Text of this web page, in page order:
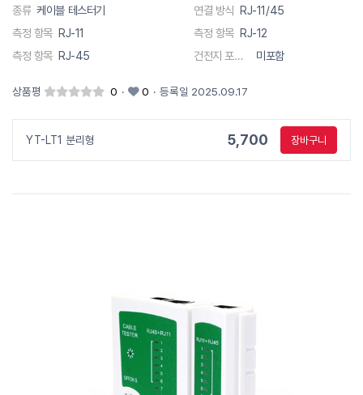
종류 케이블 테스터기 연결 방식 RJ-11/45
측정 항목 RJ-11 측정 항목 RJ-12
측정 항목 RJ-45 건전지 포함 유무 미포함
상품평 0 · 0 · 등록일 2025.09.17
YT-LT1 분리형 5,700 장바구니